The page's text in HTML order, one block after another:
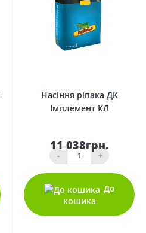
Насіння ріпака ДК
Імплемент КЛ
11 038грн.
- +
До
кошика